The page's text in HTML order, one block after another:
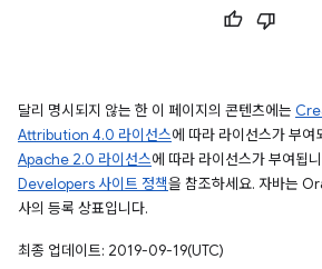
달리 명시되지 않는 한 이 페이지의 콘텐츠에는
Attribution 4.0 라이선스에 따라 라이선스가 부여
Apache 2.0 라이선스에 따라 라이선스가 부여됩
Developers 사이트 정책을 참조하세요. 자바는
사의 등록 상표입니다.
최종 업데이트: 2019-09-19(UTC)